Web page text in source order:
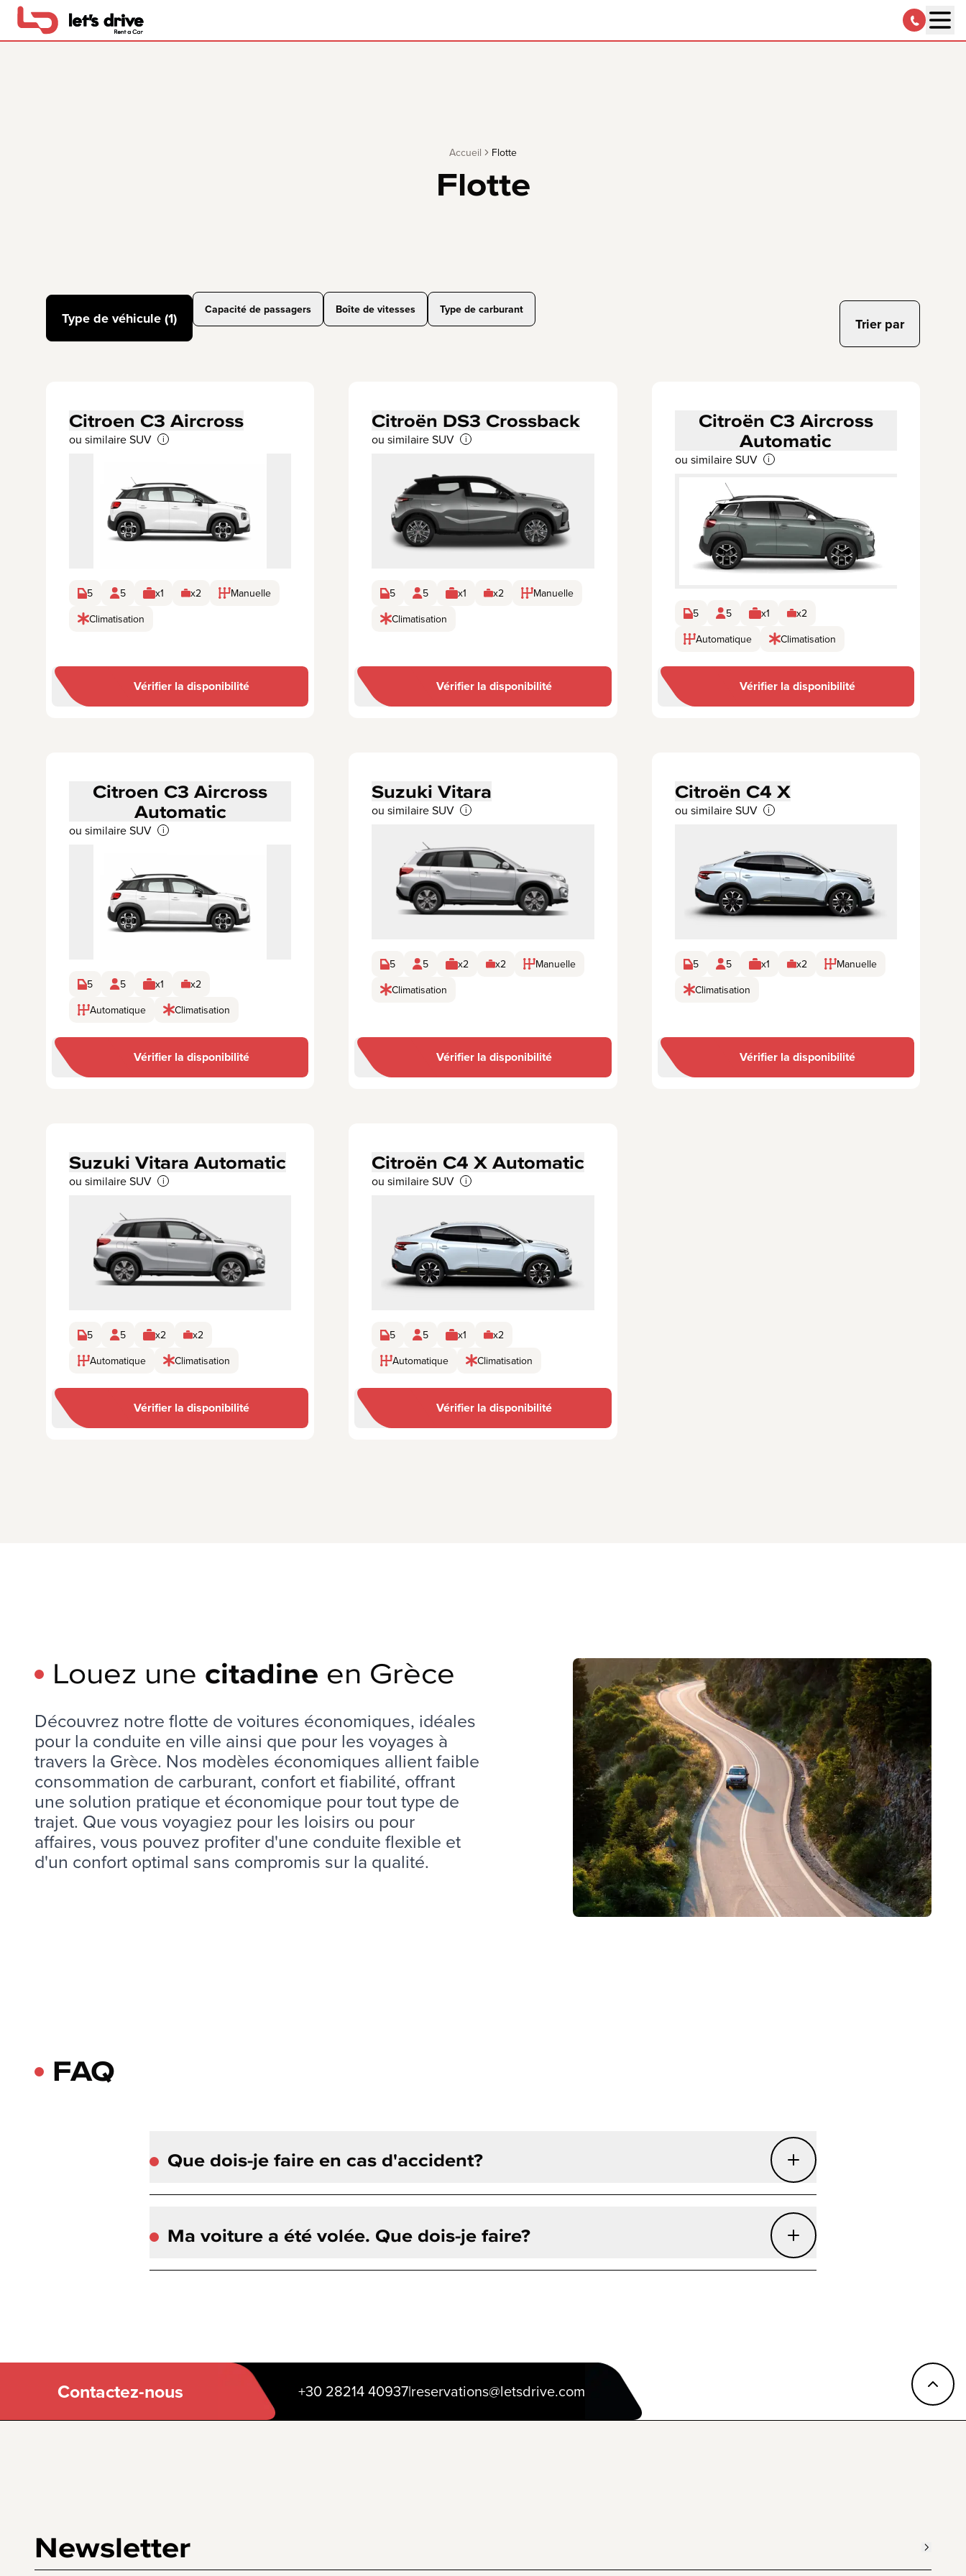
Accueil Flotte
Flotte
Type de véhicule (1) Capacité de passagers Boîte de vitesses Type de carburant
Trier par
Citroen C3 Aircross
ou similaire SUV i
5 5 x1 x2
Manuelle
Climatisation
Vérifier la disponibilité
Citroën DS3 Crossback
ou similaire SUV i
5 5 x1 x2
Manuelle
Climatisation
Vérifier la disponibilité
Citroën C3 Aircross
Automatic
ou similaire SUV i
5 5 x1
x2
Automatique
Climatisation
Vérifier la disponibilité
Citroen C3 Aircross
Automatic
ou similaire SUV i
5 5 x1
x2
Automatique
Climatisation
Vérifier la disponibilité
Suzuki Vitara
ou similaire SUV i
5 5 x2 x2
Manuelle
Climatisation
Vérifier la disponibilité
Citroën C4 X
ou similaire SUV i
5 5 x1 x2
Manuelle
Climatisation
Vérifier la disponibilité
Suzuki Vitara Automatic
ou similaire SUV i
5 5 x2
x2
Automatique
Climatisation
Vérifier la disponibilité
Citroën C4 X Automatic
ou similaire SUV i
5 5 x1
x2
Automatique
Climatisation
Vérifier la disponibilité
Louez une citadine en Grèce
Découvrez notre flotte de voitures économiques, idéales
pour la conduite en ville ainsi que pour les voyages à
travers la Grèce. Nos modèles économiques allient faible
consommation de carburant, confort et fiabilité, offrant
une solution pratique et économique pour tout type de
trajet. Que vous voyagiez pour les loisirs ou pour
affaires, vous pouvez profiter d'une conduite flexible et
d'un confort optimal sans compromis sur la qualité.
FAQ
Que dois-je faire en cas d'accident?
Ma voiture a été volée. Que dois-je faire?
Contactez-nous +30 28214 40937|reservations@letsdrive.com
Newsletter